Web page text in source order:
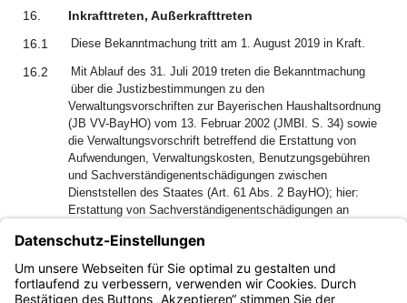
16.
Inkrafttreten, Außerkrafttreten
16.1
Diese Bekanntmachung tritt am 1. August 2019 in Kraft.
16.2
Mit Ablauf des 31. Juli 2019 treten die Bekanntmachung
über die Justizbestimmungen zu den
Verwaltungsvorschriften zur Bayerischen Haushaltsordnung
(JB VV-BayHO) vom 13. Februar 2002 (JMBl. S. 34) sowie
die Verwaltungsvorschrift betreffend die Erstattung von
Aufwendungen, Verwaltungskosten, Benutzungsgebühren
und Sachverständigenentschädigungen zwischen
Dienststellen des Staates (Art. 61 Abs. 2 BayHO); hier:
Erstattung von Sachverständigenentschädigungen an
vom 28. März 1977, Az. 5670 - I - 615/76, die zuletzt durch
Schreiben vom 6. Februar 2004 geändert worden ist, außer
Kraft.